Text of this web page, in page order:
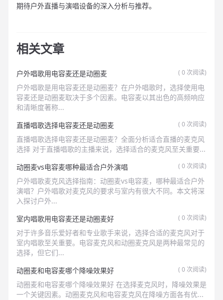
期待户外直播与演唱设备的深入分析与推荐。
相关文章
户外唱歌用电容麦还是动圈麦 ( 0 次阅读)
户外唱歌是用电容麦还是动圈麦？在户外唱歌时，选择使用电
容麦还是动圈麦取决于多个因素。电容麦以其出色的高频响应
和清晰度著称...
直播唱歌选择电容麦还是动圈麦
( 0 次阅读)
直播唱歌选择电容麦还是动圈麦？全面分析适合直播的麦克风
选择 对于直播唱歌的主播来说，选择适合的麦克风至关重要...
动圈麦vs电容麦哪种最适合户外演唱
( 0 次阅读)
户外唱歌麦克风选择指南：动圈麦vs电容麦，哪种最适合户外
演唱？户外唱歌对麦克风的要求与室内有很大不同。本文将深
入探讨户外...
室内唱歌用电容麦还是动圈麦好
( 0 次阅读)
对于许多音乐爱好者和专业歌手来说，选择合适的麦克风对于
室内唱歌至关重要。电容麦克风和动圈麦克风是两种最常见的
选择，但它们...
动圈麦和电容麦哪个降噪效果好
( 0 次阅读)
动圈麦和电容麦哪个降噪效果好 在选择麦克风时，降噪效果是
一个关键因素。动圈麦克风和电容麦克风在降噪方面各有优...